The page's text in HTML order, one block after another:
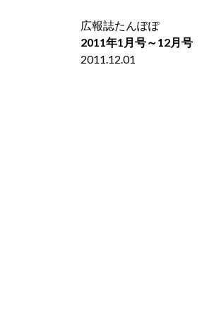
広報誌たんぽぽ
2011年1月号～12月号
2011.12.01